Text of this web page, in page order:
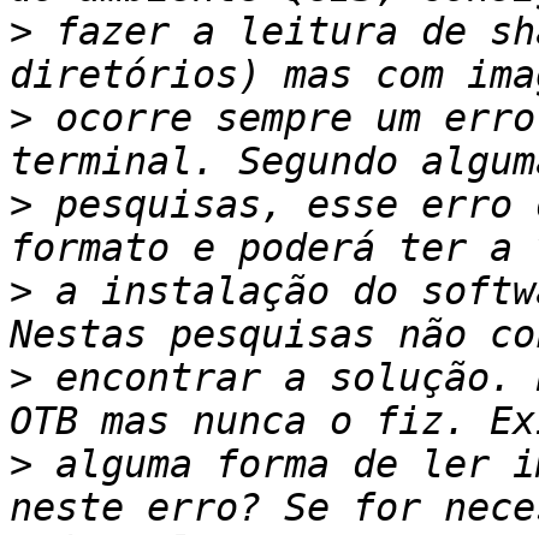
> fazer a leitura de
> ocorre sempre um
> pesquisas, esse
> a instalação do
> encontrar a
> alguma forma de ler